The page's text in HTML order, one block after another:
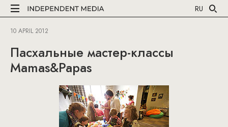
RU
10 APRIL 2012
Пасхальные мастер-классы
Mamas&Papas